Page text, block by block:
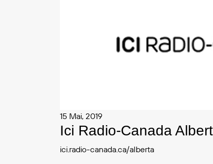
15 Mai, 2019
Ici Radio-Canada
ici.radio-canada.ca/alberta